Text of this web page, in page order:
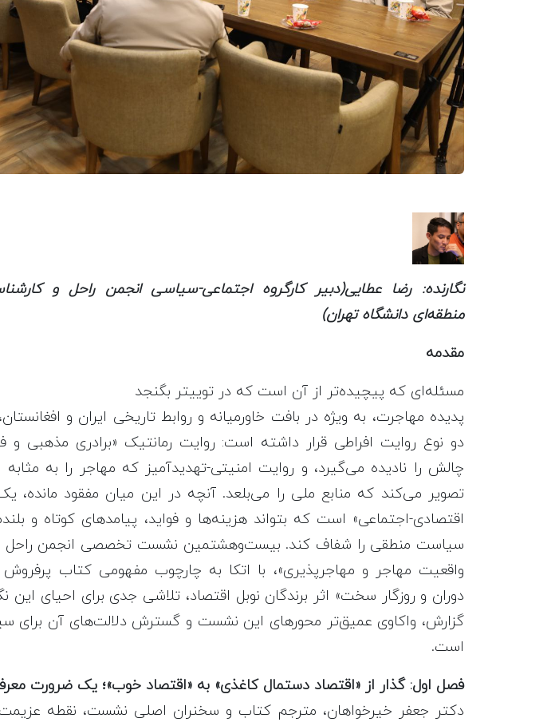
نگارنده: رضا عطایی(دبیر کارگروه اجتماعی-سیاسی انجمن راحل و
منطقه‌ای دانشگاه تهران)
مقدمه
مسئله‌ای که پیچیده‌تر از آن است که در توییتر بگنجد
پدیده مهاجرت، به ویژه در بافت خاورمیانه و روابط تاریخی ایران و
دو نوع روایت افراطی قرار داشته است: روایت رمانتیک «برادری مذهبی و
چالش را نادیده می‌گیرد، و روایت امنیتی-تهدیدآمیز که مهاجر را به مثابه
تصویر می‌کند که منابع ملی را می‌بلعد. آنچه در این میان مفقود
اقتصادی-اجتماعی» است که بتواند هزینه‌ها و فواید، پیامدهای کوتاه و
سیاست منطقی را شفاف کند. بیست‌وهشتمین نشست تخصصی انجمن راحل با
واقعیت مهاجر و مهاجرپذیری»، با اتکا به چارچوب مفهومی کتاب
دوران و روزگار سخت» اثر برندگان نوبل اقتصاد، تلاشی جدی برای احیای این
گزارش، واکاوی عمیق‌تر محورهای این نشست و گسترش دلالت‌های آن برای
است.
فصل اول: گذار از «اقتصاد دستمال کاغذی» به «اقتصاد خوب»؛ یک ضرورت
دکتر جعفر خیرخواهان، مترجم کتاب و سخنران اصلی نشست، نقطه